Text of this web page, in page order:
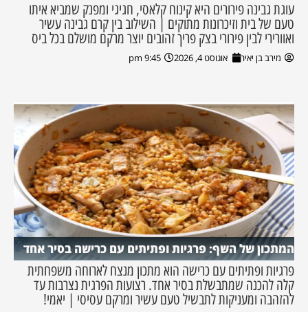
עוגת גבינה פירורים היא קינוח קלאסי, חגיגי ומפנק שמביא איתו
טעם של בית וזיכרונות מתוקים | השילוב בין קרם גבינה עשיר
ואוורירי לבין פירורי בצק פריך זהובים יוצר מרקם מושלם בכל ביס
מירב בן יאיר אוגוסט 4, 2026 9:45 pm
המתכון של השף: פרגיות ופתיתים עם כרישה בסיר אחד
פרגיות ופתיתים עם כרישה הוא מתכון מנצח לארוחה משפחתית
קלה להכנה שמתבשלת בסיר אחד. רצועות הפרגית נצרבות עד
להזהבה ומעניקות לתבשיל טעם עשיר ומרקם עסיסי | יאמי!